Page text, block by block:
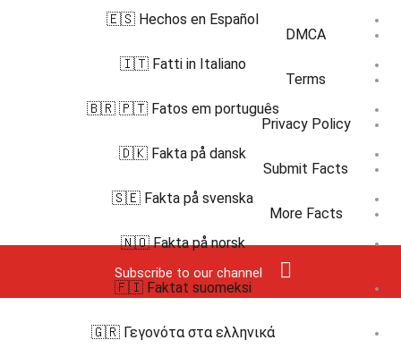
DMCA
Terms
Privacy Policy
Submit Facts
More Facts
Subscribe to our channel
🇪🇸 Hechos en Español
🇮🇹 Fatti in Italiano
🇧🇷 🇵🇹 Fatos em português
🇩🇰 Fakta på dansk
🇸🇪 Fakta på svenska
🇳🇴 Fakta på norsk
🇫🇮 Faktat suomeksi
🇬🇷 Γεγονότα στα ελληνικά